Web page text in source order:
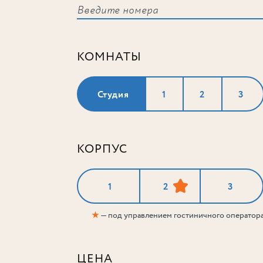
КОМНАТЫ
Студия 1 2 3
КОРПУС
1 2 3
★— под управлением гостиничного
ЦЕНА